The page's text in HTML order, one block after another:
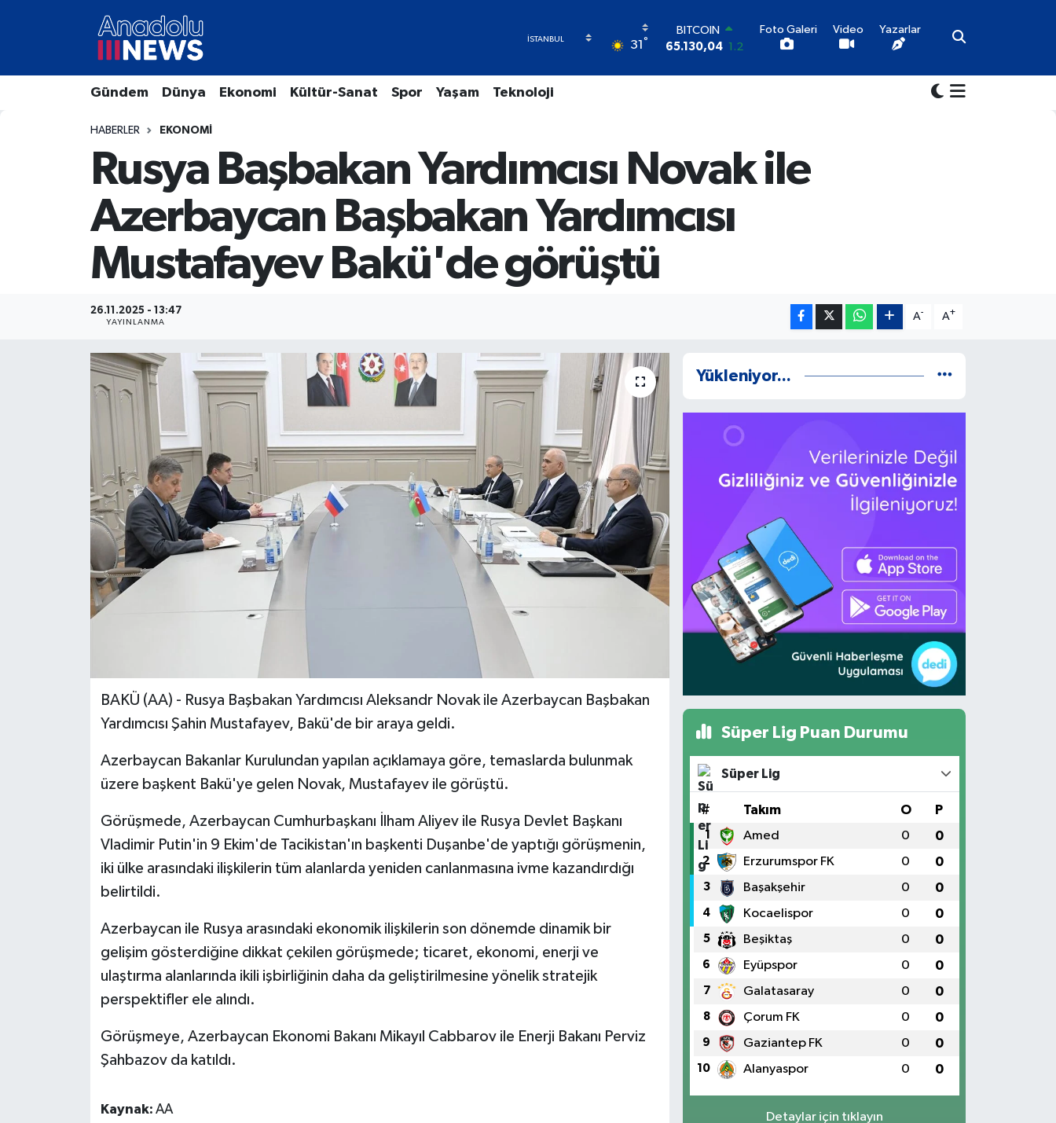
31 °
BITCOIN
65.130,04 1.2
GRAM ALTIN
6618.49
2.12
13.773 -19
Foto Galeri Video Yazarlar
Gündem Dünya Ekonomi Kültür-Sanat Spor Yaşam Teknoloji
HABERLER EKONOMI
Rusya Başbakan Yardımcısı Novak ile
Azerbaycan Başbakan Yardımcısı
Mustafayev Bakü'de görüştü
26.11.2025 - 13:47
YAYINLANMA
A- A+
BAKÜ (AA) - Rusya Başbakan Yardımcısı Aleksandr Novak ile Azerbaycan Başbakan
Yardımcısı Şahin Mustafayev, Bakü'de bir araya geldi.
Azerbaycan Bakanlar Kurulundan yapılan açıklamaya göre, temaslarda bulunmak
üzere başkent Bakü'ye gelen Novak, Mustafayev ile görüştü.
Görüşmede, Azerbaycan Cumhurbaşkanı İlham Aliyev ile Rusya Devlet Başkanı
Vladimir Putin'in 9 Ekim'de Tacikistan'ın başkenti Duşanbe'de yaptığı görüşmenin,
iki ülke arasındaki ilişkilerin tüm alanlarda yeniden canlanmasına ivme kazandırdığı
belirtildi.
Azerbaycan ile Rusya arasındaki ekonomik ilişkilerin son dönemde dinamik bir
gelişim gösterdiğine dikkat çekilen görüşmede; ticaret, ekonomi, enerji ve
ulaştırma alanlarında ikili işbirliğinin daha da geliştirilmesine yönelik stratejik
perspektifler ele alındı.
Görüşmeye, Azerbaycan Ekonomi Bakanı Mikayıl Cabbarov ile Enerji Bakanı Perviz
Şahbazov da katıldı.
Kaynak: AA
Yükleniyor...
Süper Lig Puan Durumu
Süper Lig
# Takım O P
1 Amed 0 0
2 Erzurumspor FK 0 0
3 Başakşehir 0 0
4 Kocaelispor 0 0
5 Beşiktaş 0 0
6 Eyüpspor 0 0
7 Galatasaray 0 0
8 Çorum FK 0 0
9 Gaziantep FK 0 0
10 Alanyaspor 0 0
Detaylar için tıklayın
Hava Durumu
Trafik Durumu
Tüm Manşetler
Son Dakika Haberleri
Haber Arşivi